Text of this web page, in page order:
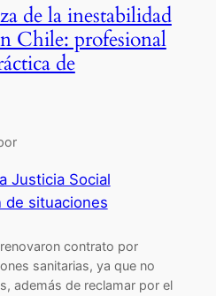
de la inestabilidad
Chile: profesional
de
Justicia Social
de situaciones
contrato por
sanitarias, ya que no
además de reclamar por el